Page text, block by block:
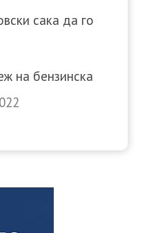
сака да го
на бензинска